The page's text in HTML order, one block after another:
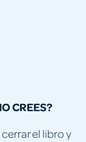
CREES?
el libro y